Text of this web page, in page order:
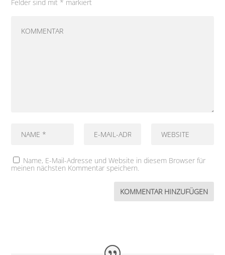
Felder sind mit * markiert
Name, E-Mail-Adresse und Website in diesem Browser für
meinen nächsten Kommentar speichern.